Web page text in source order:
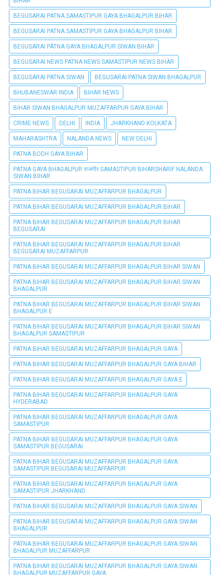
BEGUSARAI PATNA SAMASTIPUR GAYA BHAGALPUR BIHAR
BEGUSARAI PATNA SAMASTIPUR GAYA BHAGALPUR BIHAR
BEGUSARAI PÀTNA GAYA BHAGALPUR SIWAN BIHAR
BEGUSARAI NEWS PATNA NEWS SAMASTIPUR NEWS BIHAR
BEGUSARAI PATNA SIWAN BEGUSARAI PATNA SIWAN BHAGALPUR
BHUBANESWAR INDIA BIHAR NEWS
BIHAR SIWAN BHAGALPUR MUZAFFARPUR GAYA BIHAR
CRIME NEWS DELHI INDIA JHARKHAND KOLKATA
MAHARASHTRA NALANDA NEWS NEW DELHI
PATNA BODH GAYA BIHAR
PATNA GAYA BHAGALPUR राजगीर SAMASTIPUR BIHARSHARIF NALANDA
SIWAN BIHAR
PATNA BIHAR BEGUSARAI MUZAFFARPUR BHAGALPUR
PATNA BIHAR BEGUSARAI MUZAFFARPUR BHAGALPUR BIHAR
PATNA BIHAR BEGUSARAI MUZAFFARPUR BHAGALPUR BIHAR
BEGUSARAI
PATNA BIHAR BEGUSARAI MUZAFFARPUR BHAGALPUR BIHAR
BEGUSARAI MUZAFFARPUR
PATNA BIHAR BEGUSARAI MUZAFFARPUR BHAGALPUR BIHAR SIWAN
PATNA BIHAR BEGUSARAI MUZAFFARPUR BHAGALPUR BIHAR SIWAN
BHAGALPUR
PATNA BIHAR BEGUSARAI MUZAFFARPUR BHAGALPUR BIHAR SIWAN
BHAGALPUR E
PATNA BIHAR BEGUSARAI MUZAFFARPUR BHAGALPUR BIHAR SIWAN
BHAGALPUR SAMASTIPUR
PATNA BIHAR BEGUSARAI MUZAFFARPUR BHAGALPUR GAYA
PATNA BIHAR BEGUSARAI MUZAFFARPUR BHAGALPUR GAYA BIHAR
PATNA BIHAR BEGUSARAI MUZAFFARPUR BHAGALPUR GAYA E
PATNA BIHAR BEGUSARAI MUZAFFARPUR BHAGALPUR GAYA
HYDERABAD
PATNA BIHAR BEGUSARAI MUZAFFARPUR BHAGALPUR GAYA
SAMASTIPUR
PATNA BIHAR BEGUSARAI MUZAFFARPUR BHAGALPUR GAYA
SAMASTIPUR BEGUSARAI
PATNA BIHAR BEGUSARAI MUZAFFARPUR BHAGALPUR GAYA
SAMASTIPUR BEGUSARAI MUZAFFARPUR
PATNA BIHAR BEGUSARAI MUZAFFARPUR BHAGALPUR GAYA
SAMASTIPUR JHARKHAND
PATNA BIHAR BEGUSARAI MUZAFFARPUR BHAGALPUR GAYA SIWAN
PATNA BIHAR BEGUSARAI MUZAFFARPUR BHAGALPUR GAYA SIWAN
BHAGALPUR
PATNA BIHAR BEGUSARAI MUZAFFARPUR BHAGALPUR GAYA SIWAN
BHAGALPUR MUZAFFARPUR
PATNA BIHAR BEGUSARAI MUZAFFARPUR BHAGALPUR GAYA SIWAN
BHAGALPUR MUZAFFARPUR GAYA